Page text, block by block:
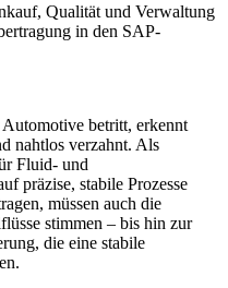
Qualität und Verwaltung
in den SAP-
betritt, erkennt
nahtlos verzahnt. Als
Fluid- und
präzise, stabile Prozesse
müssen auch die
stimmen – bis hin zur
die eine stabile